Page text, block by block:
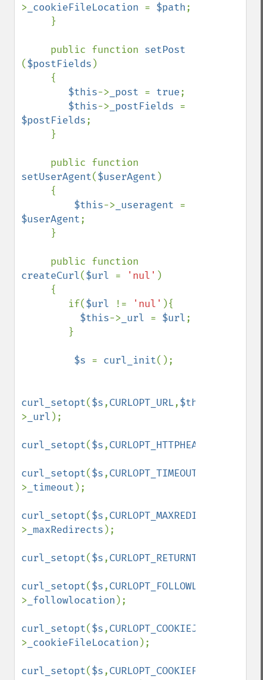
> _cookieFileLocation = $path;
     public function
($postFields )
$this-> _post = true;
$this-> _postFields
$postFields;
setUserAgent($userAgent )
$this-> _useragent
$userAgent;
createCurl($url = 'nul' )
        if(
$url != 'nul' ){
$this-> _url = $url;
$s = curl_init();
curl_setopt($s,CURLOPT_URL,$this
> _url );
curl_setopt($s,CURLOPT_HTTPHEADER
curl_setopt($s,CURLOPT_TIMEOUT
> _timeout );
curl_setopt($s,CURLOPT_MAXREDIRS
> _maxRedirects );
curl_setopt($s,CURLOPT_RETURNTRANSFER
curl_setopt($s,CURLOPT_FOLLOWLOCATION
> _followlocation );
curl_setopt($s,CURLOPT_COOKIEJAR
> _cookieFileLocation );
curl_setopt($s,CURLOPT_COOKIEFILE